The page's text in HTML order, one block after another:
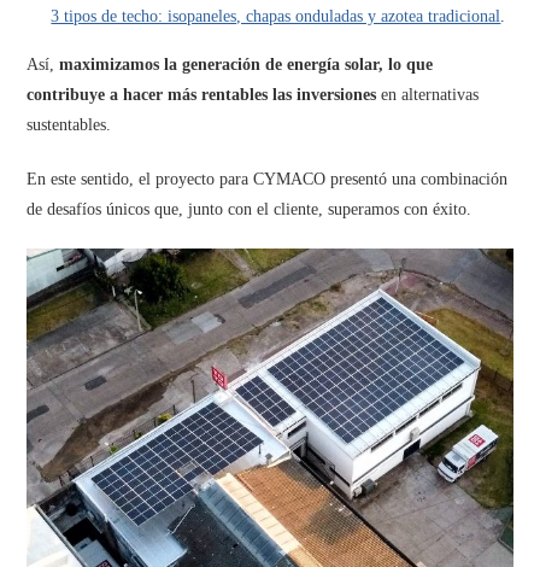
3 tipos de techo: isopaneles, chapas onduladas y azotea tradicional.
Así,maximizamos la generación de energía solar, lo que
contribuye a hacer más rentables las inversiones en alternativas
sustentables.
En este sentido, el proyecto para CYMACO presentó una combinación
de desafíos únicos que, junto con el cliente, superamos con éxito.